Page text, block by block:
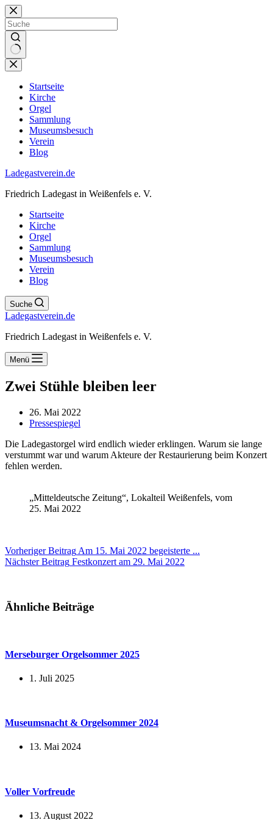
Zum
Inhalt
springen
Keine
Ergebnisse
Startseite
Kirche
Orgel
Sammlung
Museumsbesuch
Verein
Blog
Ladegastverein.de
Friedrich Ladegast in Weißenfels e. V.
Startseite
Kirche
Orgel
Sammlung
Museumsbesuch
Verein
Blog
Suche
Ladegastverein.de
Friedrich Ladegast in Weißenfels e. V.
Menü
Zwei Stühle bleiben leer
26. Mai 2022
Pressespiegel
Die Ladegastorgel wird endlich wieder erklingen. Warum sie lange
verstummt war und warum Akteure der Restaurierung beim Konzert
fehlen werden.
„Mitteldeutsche Zeitung“, Lokalteil Weißenfels, vom
25. Mai 2022
VorherigerBeitrag Am 15. Mai 2022 begeisterte ...
NächsterBeitrag Festkonzert am 29. Mai 2022
Ähnliche Beiträge
Merseburger Orgelsommer 2025
1. Juli 2025
Museumsnacht & Orgelsommer 2024
13. Mai 2024
Voller Vorfreude
13. August 2022